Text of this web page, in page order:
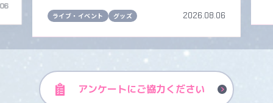
ライブ・イベント グッズ 2026.08.06
アンケートにご協力ください